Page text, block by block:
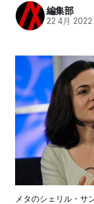
編集部
22 4月 2022
メタのシェリル・サ